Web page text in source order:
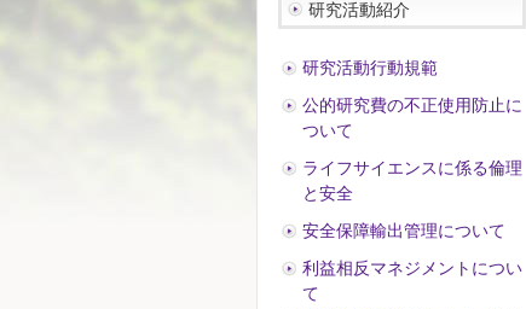
研究活動紹介
研究活動行動規範
公的研究費の不正使用防止に
ついて
ライフサイエンスに係る倫理
と安全
安全保障輸出管理について
利益相反マネジメントについ
て